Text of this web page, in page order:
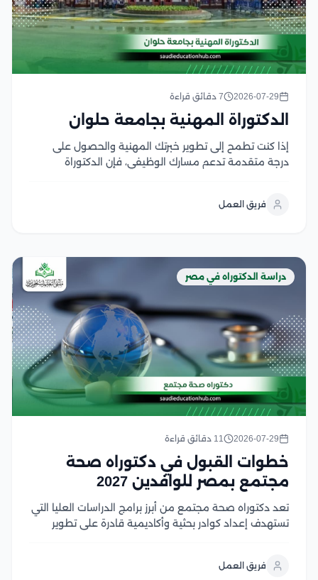
2026-07-29 7 دقائق قراءة
الدكتوراة المهنية بجامعة حلوان
إذا كنت تطمح إلى تطوير خبرتك المهنية والحصول على
درجة متقدمة تدعم مسارك الوظيفي، فإن الدكتوراة
سوق العمل وتتميز الجامعة بتقديم برامج مهنية تهدف
فريق العمل
دراسة الدكتوراه في مصر
2026-07-29 11 دقائق قراءة
خطوات القبول في دكتوراه صحة
مجتمع بمصر للوافدين 2027
تعد دكتوراه صحة مجتمع من أبرز برامج الدراسات العليا التي
تستهدف إعداد كوادر بحثية وأكاديمية قادرة على تطوير
الجامعات المصرية بفضل اعتمادها الأكاديمي، وتنوع
فريق العمل